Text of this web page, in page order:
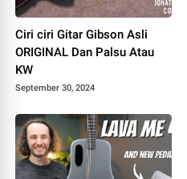
Ciri ciri Gitar Gibson Asli
ORIGINAL Dan Palsu Atau
KW
September 30, 2024